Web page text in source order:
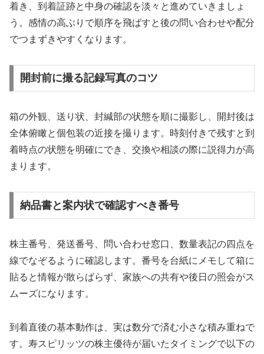
着き、到着証跡と中身の確認を淡々と進めていきましょ
う。感情の高ぶりで順序を飛ばすと後の問い合わせや配分
でつまずきやすくなります。
開封前に撮る記録写真のコツ
箱の外観、送り状、封緘部の状態を順に撮影し、開封後は
全体俯瞰と個包装の近接を撮ります。時刻付きで残すと到
着時点の状態を明確にでき、交換や相談の際に説得力が高
まります。
納品書と案内状で確認すべき番号
株主番号、発送番号、問い合わせ窓口、数量表記の四点を
線でなぞるように確認します。番号を台紙にメモして箱に
貼ると情報が散らばらず、家族への共有や後日の照会がス
ムーズになります。
到着直後の基本動作は、実は数分で済む小さな積み重ねで
す。寿スピリッツの株主優待が届いたタイミングで以下の